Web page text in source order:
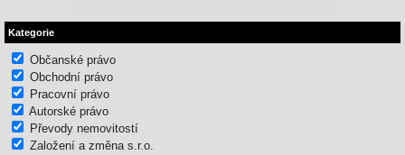
Kategorie
Občanské právo
Obchodní právo
Pracovní právo
Autorské právo
Převody nemovitostí
Založení a změna s.r.o.